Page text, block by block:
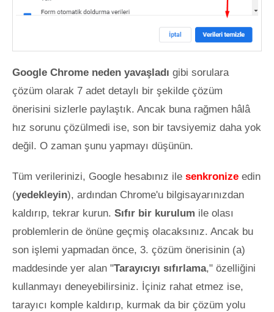
Google Chrome neden yavaşladı gibi sorulara
çözüm olarak 7 adet detaylı bir şekilde çözüm
önerisini sizlerle paylaştık. Ancak buna rağmen hâlâ
hız sorunu çözülmedi ise, son bir tavsiyemiz daha yok
değil. O zaman şunu yapmayı düşünün.
Tüm verilerinizi, Google hesabınız ile senkronize edin
(yedekleyin), ardından Chrome'u bilgisayarınızdan
kaldırıp, tekrar kurun. Sıfır bir kurulum ile olası
problemlerin de önüne geçmiş olacaksınız. Ancak bu
son işlemi yapmadan önce, 3. çözüm önerisinin (a)
maddesinde yer alan "Tarayıcıyı sıfırlama," özelliğini
kullanmayı deneyebilirsiniz. İçiniz rahat etmez ise,
tarayıcı komple kaldırıp, kurmak da bir çözüm yolu